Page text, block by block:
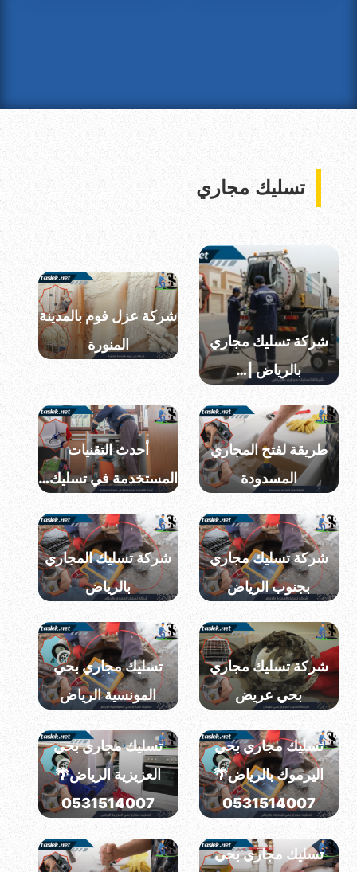
تسليك مجاري
شركة تسليك مجاري
بالرياض |…
شركة عزل فوم بالمدينة
المنورة
طريقة لفتح المجاري
المسدودة
أحدث التقنيات
المستخدمة في تسليك…
شركة تسليك مجاري
بجنوب الرياض
شركة تسليك المجاري
بالرياض
شركة تسليك مجاري
بحي عريض
تسليك مجاري بحي
المونسية الرياض
تسليك مجاري بحي
اليرموك بالرياض🌴
0531514007
تسليك مجاري بحي
العزيزية الرياض🌴
0531514007
تسليك مجاري بحي